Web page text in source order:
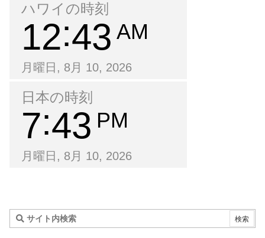
ハワイの時刻
12 43 AM
月曜日, 8月 10, 2026
日本の時刻
7 43 PM
月曜日, 8月 10, 2026